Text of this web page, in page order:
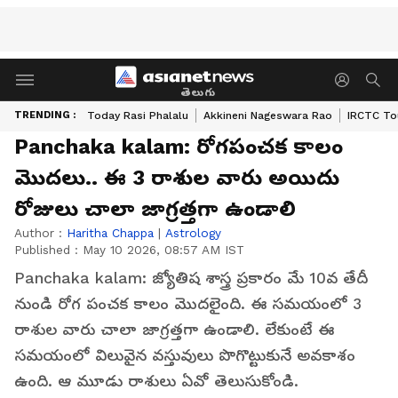
తెలుగు
TRENDING : Today Rasi Phalalu Akkineni Nageswara Rao IRCTC
Panchaka kalam: రోగపంచక కాలం
మొదలు.. ఈ 3 రాశుల వారు అయిదు
రోజులు చాలా జాగ్రత్తగా ఉండాలి
Author : Haritha Chappa | Astrology
Published : May 10 2026, 08:57 AM IST
Panchaka kalam: జ్యోతిష శాస్త్ర ప్రకారం మే 10వ తేదీ
నుండి రోగ పంచక కాలం మొదలైంది. ఈ సమయంలో 3
రాశుల వారు చాలా జాగ్రత్తగా ఉండాలి. లేకుంటే ఈ
సమయంలో విలువైన వస్తువులు పొగొట్టుకునే అవకాశం
ఉంది. ఆ మూడు రాశులు ఏవో తెలుసుకోండి.